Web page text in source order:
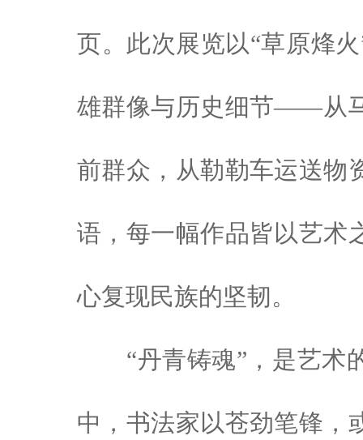
页。此次展览以“草原烽
雄群像与历史细节——从
前群众，从勒勒车运送物
语，每一幅作品皆以艺术
心复现民族的坚韧。
“丹青铸魂”，是艺术
中，书法家以苍劲笔锋，